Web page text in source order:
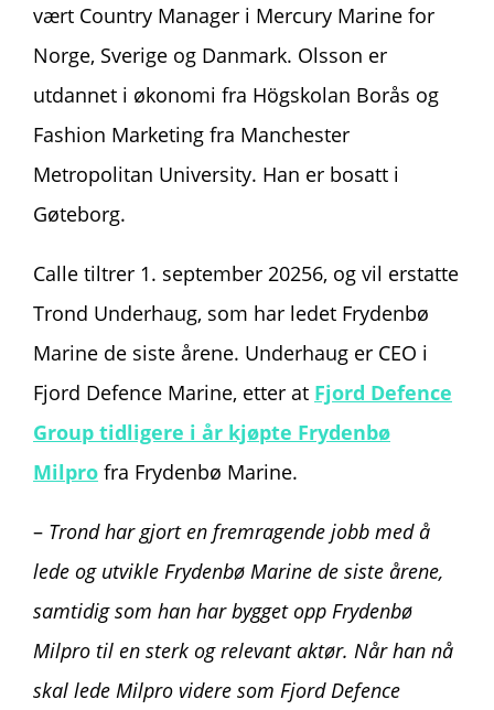
vært Country Manager i Mercury Marine for
Norge, Sverige og Danmark. Olsson er
utdannet i økonomi fra Högskolan Borås og
Fashion Marketing fra Manchester
Metropolitan University. Han er bosatt i
Gøteborg.
Calle tiltrer 1. september 20256, og vil erstatte
Trond Underhaug, som har ledet Frydenbø
Marine de siste årene. Underhaug er CEO i
Fjord Defence Marine, etter at Fjord Defence
Group tidligere i år kjøpte Frydenbø
Milpro fra Frydenbø Marine.
– Trond har gjort en fremragende jobb med å
lede og utvikle Frydenbø Marine de siste årene,
samtidig som han har bygget opp Frydenbø
Milpro til en sterk og relevant aktør. Når han nå
skal lede Milpro videre som Fjord Defence